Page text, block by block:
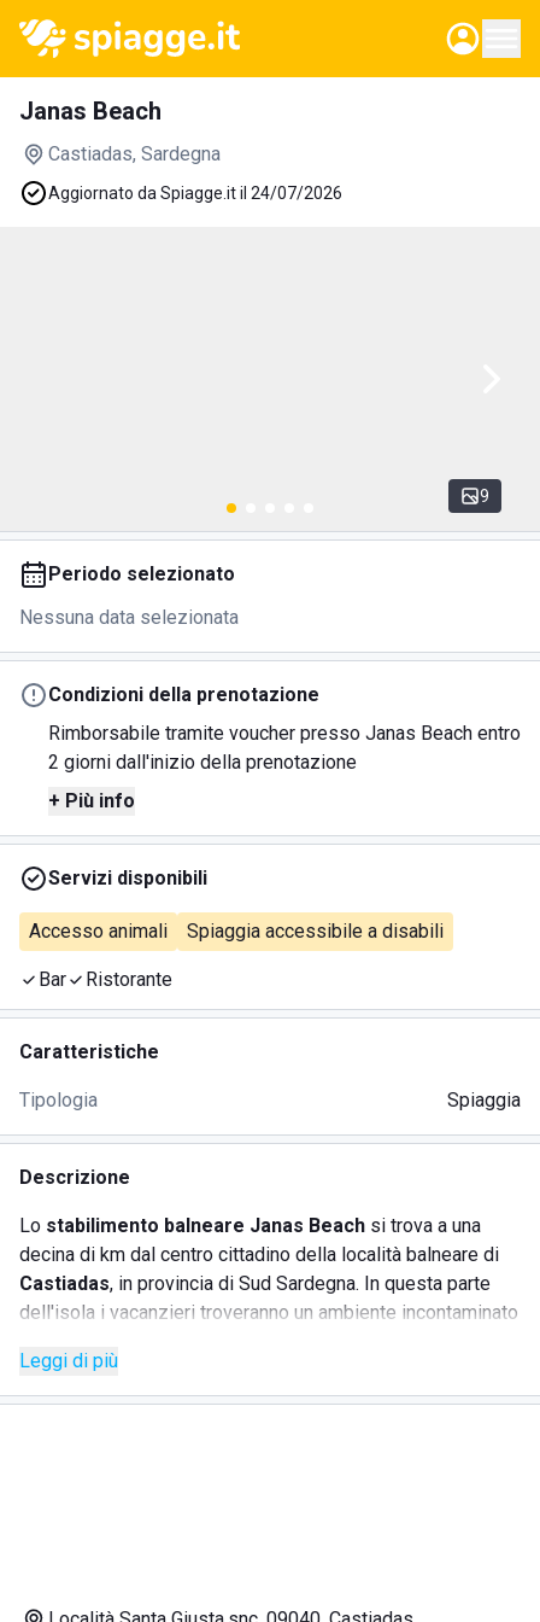
Janas Beach
Castiadas, Sardegna
Aggiornato da Spiagge.it il 24/07/2026
9
Periodo selezionato
Nessuna data selezionata
Condizioni della prenotazione
Rimborsabile tramite voucher presso Janas Beach entro
2 giorni dall'inizio della prenotazione
+ Più info
Servizi disponibili
Accesso animali Spiaggia accessibile a disabili
Bar Ristorante
Caratteristiche
Tipologia Spiaggia
Descrizione
Lo stabilimento balneare Janas Beach si trova a una
decina di km dal centro cittadino della località balneare di
Castiadas, in provincia di Sud Sardegna. In questa parte
dell'isola i vacanzieri troveranno un ambiente incontaminato
l'impressione di essere ai Tropici. La zona è caratterizzata
da vegetazione selvaggia e dalla tipica macchia
Leggi di più